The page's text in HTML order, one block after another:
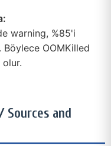
warning, %85'i
OOMKilled
olur.
Sources and